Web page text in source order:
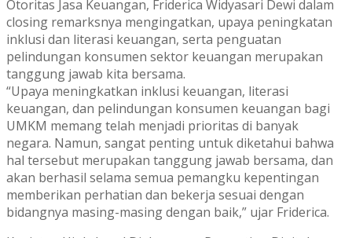
Otoritas Jasa Keuangan, Friderica Widyasari Dewi dalam
closing remarksnya mengingatkan, upaya peningkatan
inklusi dan literasi keuangan, serta penguatan
pelindungan konsumen sektor keuangan merupakan
tanggung jawab kita bersama.
“Upaya meningkatkan inklusi keuangan, literasi
keuangan, dan pelindungan konsumen keuangan bagi
UMKM memang telah menjadi prioritas di banyak
negara. Namun, sangat penting untuk diketahui bahwa
hal tersebut merupakan tanggung jawab bersama, dan
akan berhasil selama semua pemangku kepentingan
memberikan perhatian dan bekerja sesuai dengan
bidangnya masing-masing dengan baik,” ujar Friderica.